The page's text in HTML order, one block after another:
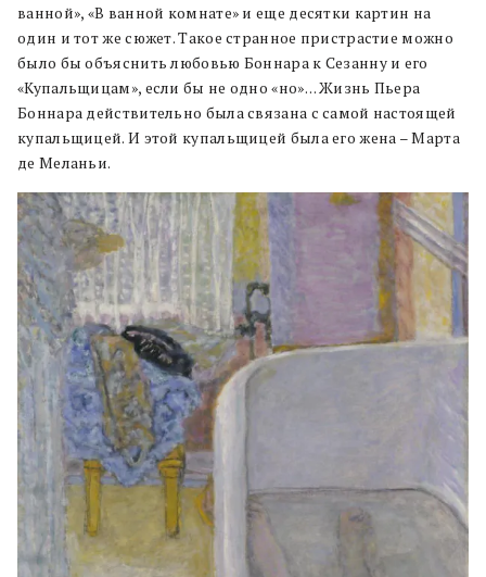
ванной», «В ванной комнате» и еще десятки картин на
один и тот же сюжет. Такое странное пристрастие можно
было бы объяснить любовью Боннара к Сезанну и его
«Купальщицам», если бы не одно «но»… Жизнь Пьера
Боннара действительно была связана с самой настоящей
купальщицей. И этой купальщицей была его жена – Марта
де Меланьи.